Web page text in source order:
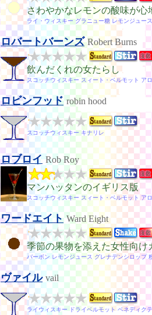
さわやかなレモンの酸味が心
ライ・ウィスキー グラニュー糖 レモンジュー
ロバートバーンズ Robert Burns
飲んだくれの女たらし
スコッチウィスキー スィート・ベルモット ア
ロビンフッド robin hood
スコッチウィスキー キナリレ
ロブロイ Rob Roy
マンハッタンのイギリス版
スコッチウィスキー スィート・ベルモット ア
ワードエイト Ward Eight
季節の果物を添えた女性向け
バーボン レモンジュース グレナデンシロップ
ヴァイル vail
ライウィスキー ドライベルモット ベネディク